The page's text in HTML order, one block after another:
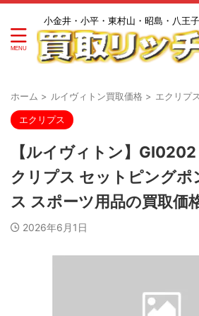
小金井・小平・東村山・昭島・八王
ホーム > ルイヴィトン買取価格 > エクリプス
エクリプス
【ルイヴィトン】
クリプス セットピングポ
ス スポーツ用品の買取価
2026年6月1日